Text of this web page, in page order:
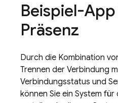
Beispiel-
Präsenz
Durch die Kombination
Trennen der Verbindung
Verbindungsstatus und
können Sie ein System